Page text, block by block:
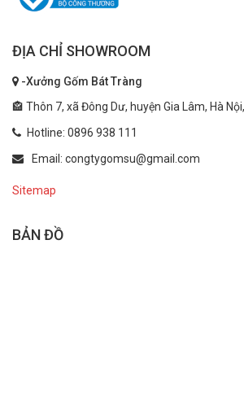
ĐỊA CHỈ SHOWROOM
-Xưởng Gốm Bát Tràng
🏤 Thôn 7, xã Đông Dư, huyện Gia Lâm, Hà
Hotline: 0896 938 111
Email: congtygomsu@gmail.com
Sitemap
BẢN ĐỒ